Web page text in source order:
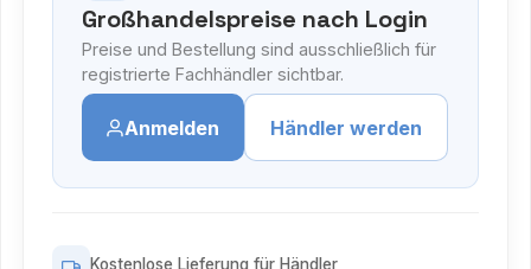
Großhandelspreise nach Login
Preise und Bestellung sind ausschließlich für
registrierte Fachhändler sichtbar.
Anmelden Händler werden
Kostenlose Lieferung für Händler